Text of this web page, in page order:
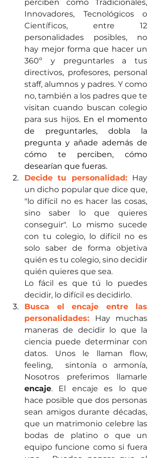
perciben como Tradicionales,
Innovadores, Tecnológicos o
Científicos, entre 12
personalidades posibles, no
hay mejor forma que hacer un
360º y preguntarles a tus
directivos, profesores, personal
staff, alumnos y padres. Y como
no, también a los padres que te
visitan cuando buscan colegio
para sus hijos. En el momento
de preguntarles, dobla la
pregunta y añade además de
cómo te perciben, cómo
desearían que fueras.
Decide tu personalidad: Hay
un dicho popular que dice que,
"lo difícil no es hacer las cosas,
sino saber lo que quieres
conseguir". Lo mismo sucede
con tu colegio, lo difícil no es
solo saber de forma objetiva
quién es tu colegio, sino decidir
quién quieres que sea.
Lo fácil es que tú lo puedes
decidir, lo difícil es decidirlo.
Busca el encaje entre las
personalidades: Hay muchas
maneras de decidir lo que la
ciencia puede determinar con
datos. Unos le llaman flow,
feeling,  sintonía o armonía,
encaje. El encaje es lo que
hace posible que dos personas
sean amigos durante décadas,
que un matrimonio celebre las
bodas de platino o que un
equipo funcione como si fuera